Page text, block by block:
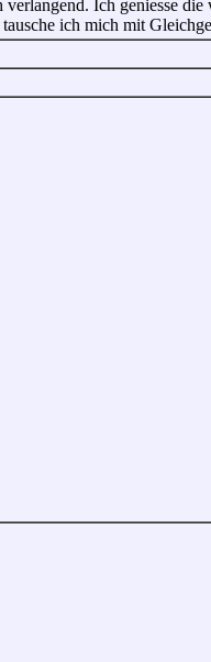
Ich geniesse die
ich mich mit